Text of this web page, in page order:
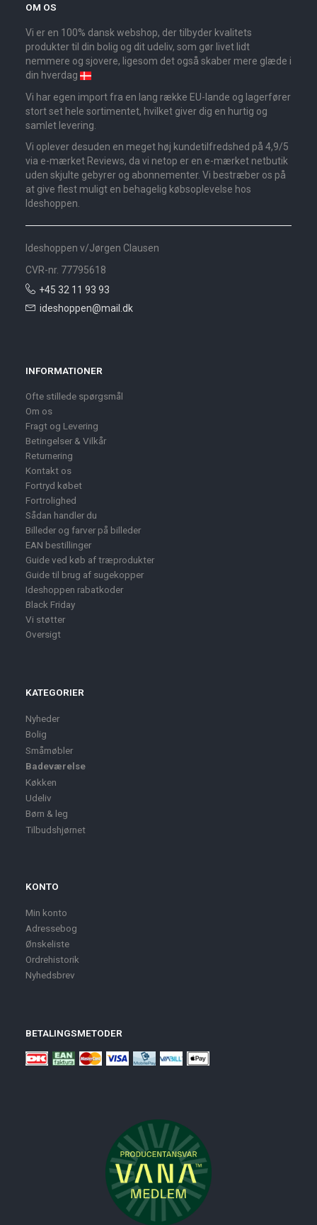
OM OS
Vi er en 100% dansk webshop, der tilbyder kvalitets
produkter til din bolig og dit udeliv, som gør livet lidt
nemmere og sjovere, ligesom det også skaber mere glæde i
din hverdag
Vi har egen import fra en lang række EU-lande og lagerfører
stort set hele sortimentet, hvilket giver dig en hurtig og
samlet levering.
Vi oplever desuden en meget høj kundetilfredshed på 4,9/5
via e-mærket Reviews, da vi netop er en e-mærket netbutik
uden skjulte gebyrer og abonnementer. Vi bestræber os på
at give flest muligt en behagelig købsoplevelse hos
Ideshoppen.
Ideshoppen v/Jørgen Clausen
CVR-nr. 77795618
+45 32 11 93 93
ideshoppen@mail.dk
INFORMATIONER
Ofte stillede spørgsmål
Om os
Fragt og Levering
Betingelser & Vilkår
Returnering
Kontakt os
Fortryd købet
Fortrolighed
Sådan handler du
Billeder og farver på billeder
EAN bestillinger
Guide ved køb af træprodukter
Guide til brug af sugekopper
Ideshoppen rabatkoder
Black Friday
Vi støtter
Oversigt
KATEGORIER
Nyheder
Bolig
Småmøbler
Badeværelse
Køkken
Udeliv
Børn & leg
Tilbudshjørnet
KONTO
Min konto
Adressebog
Ønskeliste
Ordrehistorik
Nyhedsbrev
BETALINGSMETODER